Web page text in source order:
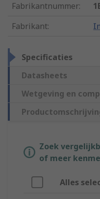
Fabrikantnummer:
Fabrikant:
Specificaties
Datasheets
Wetgeving en
Zoek
of meer
Alles